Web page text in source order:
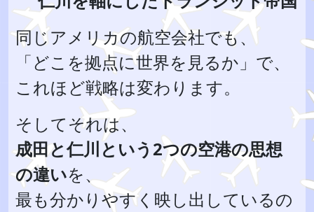
同じアメリカの航空会社でも、
「どこを拠点に世界を見るか」で、
これほど戦略は変わります。
そしてそれは、
成田と仁川という2つの空港の思想
の違いを、
最も分かりやすく映し出しているの